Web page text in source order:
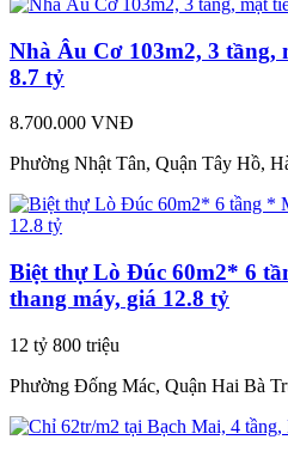
Nhà Âu Cơ 103m2, 3 tầng,
8.7 tỷ
8.700.000 VNĐ
Phường Nhật Tân, Quận Tây Hồ,
Biệt thự Lò Đúc 60m2* 6
thang máy, giá 12.8 tỷ
12 tỷ 800 triệu
Phường Đống Mác, Quận Hai Bà